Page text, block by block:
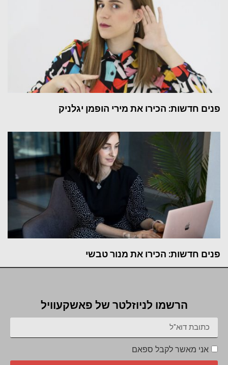
פנים חדשות: הכירו את מירי הופמן יגלניק
פנים חדשות: הכירו את מנור טבשי
הרשמו לניוזלטר של פאשקעוויל
אני מאשר לקבל ספאם